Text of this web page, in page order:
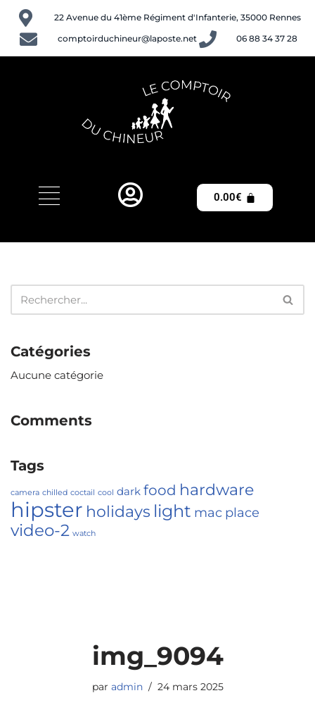
Aller
au
22 Avenue du 41ème Régiment d'Infanterie, 35000 Rennes
comptoirduchineur@laposte.net
06 88 34 37 28
0.00€
Catégories
Aucune catégorie
Comments
Tags
camera chilled coctail cool dark food hardware
hipster holidays light mac place
video-2 watch
img_9094
par admin 24 mars 2025